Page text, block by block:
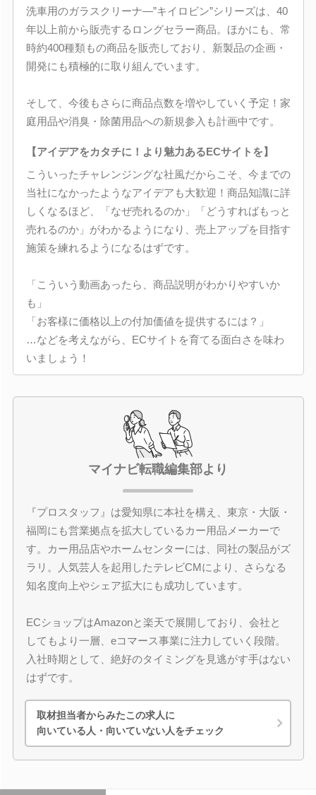
洗車用のガラスクリーナ―”キイロビン”シリーズは、40
年以上前から販売するロングセラー商品。ほかにも、常
時約400種類もの商品を販売しており、新製品の企画・
開発にも積極的に取り組んでいます。
そして、今後もさらに商品点数を増やしていく予定！家
庭用品や消臭・除菌用品への新規参入も計画中です。
【アイデアをカタチに！より魅力あるECサイトを】
こういったチャレンジングな社風だからこそ、今までの
当社になかったようなアイデアも大歓迎！商品知識に詳
しくなるほど、「なぜ売れるのか」「どうすればもっと
売れるのか」がわかるようになり、売上アップを目指す
施策を練れるようになるはずです。
「こういう動画あったら、商品説明がわかりやすいか
も」
「お客様に価格以上の付加価値を提供するには？」
…などを考えながら、ECサイトを育てる面白さを味わ
いましょう！
マイナビ転職編集部より
『プロスタッフ』は愛知県に本社を構え、東京・大阪・
福岡にも営業拠点を拡大しているカー用品メーカーで
す。カー用品店やホームセンターには、同社の製品がズ
ラリ。人気芸人を起用したテレビCMにより、さらなる
知名度向上やシェア拡大にも成功しています。
ECショップはAmazonと楽天で展開しており、会社と
してもより一層、eコマース事業に注力していく段階。
入社時期として、絶好のタイミングを見逃がす手はない
はずです。
取材担当者からみたこの求人に
向いている人・向いていない人をチェック